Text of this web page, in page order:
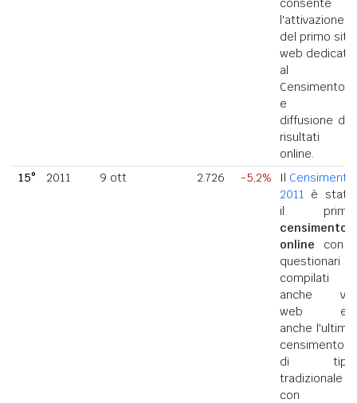
consente
l'attivazione
del primo sito
web dedicato
al
Censimento
e la
diffusione dei
risultati
online.
15°
2011 9 ott 2.726 -5,2% Il Censimento
2011 è stato
il primo
censimento
online con i
questionari
compilati
anche via
web ed
anche l'ultimo
censimento
di tipo
tradizionale
con